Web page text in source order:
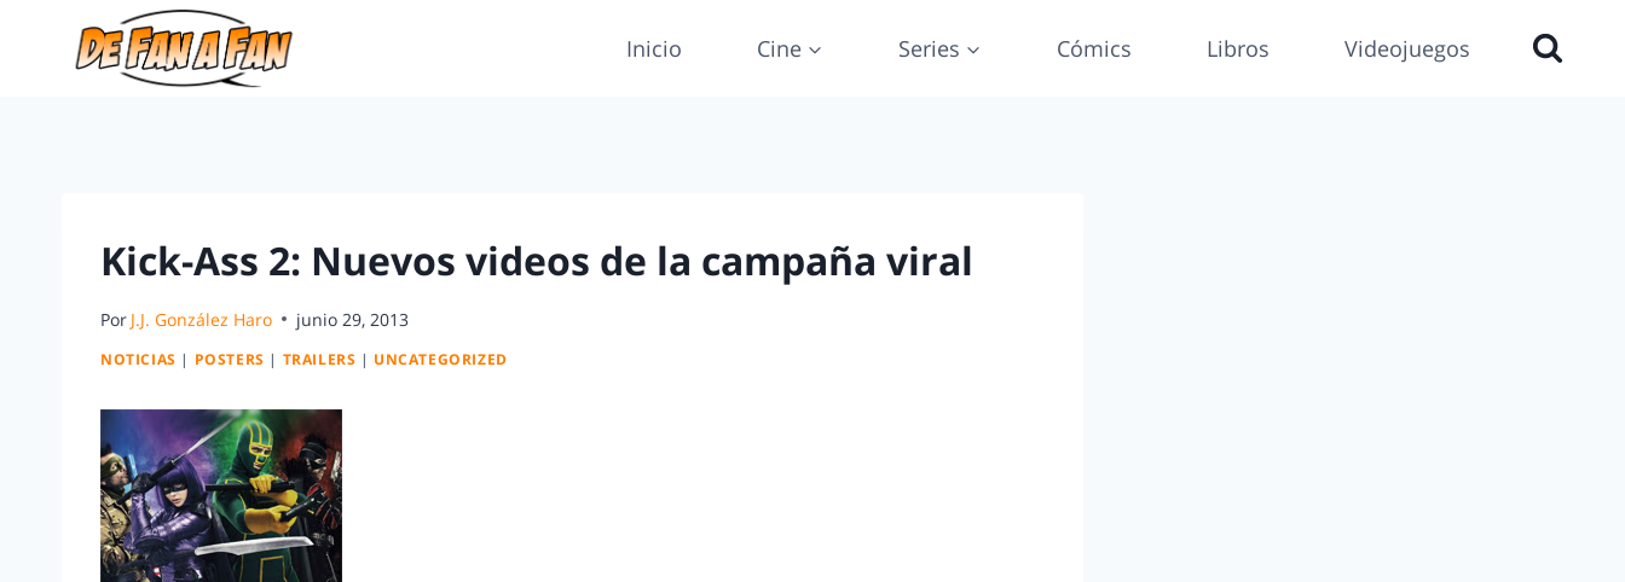
Inicio Cine Series Cómics Libros Videojuegos
Kick-Ass 2: Nuevos videos de la campaña viral
Por J.J. González Haro junio 29, 2013
NOTICIAS | POSTERS | TRAILERS | UNCATEGORIZED